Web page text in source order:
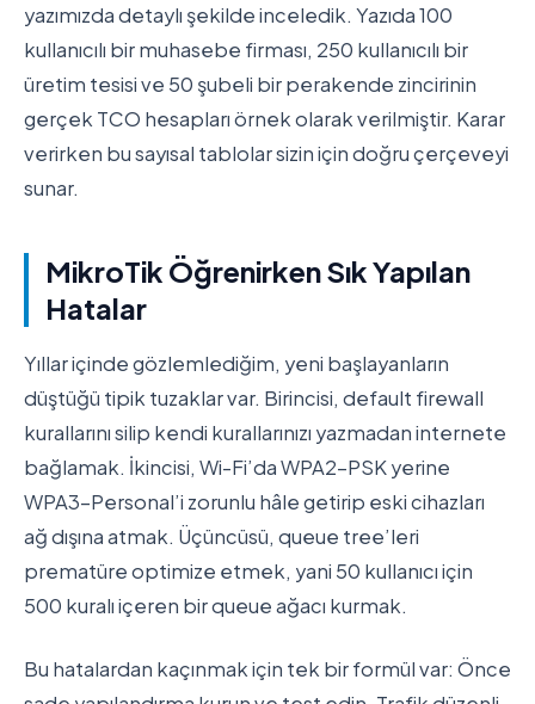
yazımızda detaylı şekilde inceledik. Yazıda 100
kullanıcılı bir muhasebe firması, 250 kullanıcılı bir
üretim tesisi ve 50 şubeli bir perakende zincirinin
gerçek TCO hesapları örnek olarak verilmiştir. Karar
verirken bu sayısal tablolar sizin için doğru çerçeveyi
sunar.
MikroTik Öğrenirken Sık Yapılan
Hatalar
Yıllar içinde gözlemlediğim, yeni başlayanların
düştüğü tipik tuzaklar var. Birincisi, default firewall
kurallarını silip kendi kurallarınızı yazmadan internete
bağlamak. İkincisi, Wi-Fi’da WPA2-PSK yerine
WPA3-Personal’i zorunlu hâle getirip eski cihazları
ağ dışına atmak. Üçüncüsü, queue tree’leri
prematüre optimize etmek, yani 50 kullanıcı için
500 kuralı içeren bir queue ağacı kurmak.
Bu hatalardan kaçınmak için tek bir formül var: Önce